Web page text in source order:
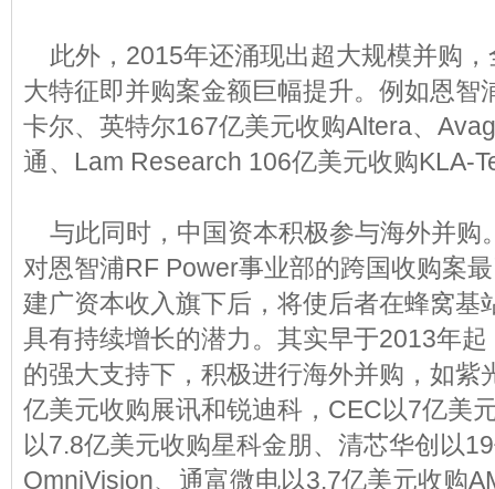
此外，2015年还涌现出超大规模并购，
大特征即并购案金额巨幅提升。例如恩智
卡尔、英特尔167亿美元收购Altera、
通、Lam Research 106亿美元收购KLA-
与此同时，中国资本积极参与海外并购
对恩智浦RF Power事业部的跨国收购案
建广资本收入旗下后，将使后者在蜂窝基
具有持续增长的潜力。其实早于2013年
的强大支持下，积极进行海外并购，如紫
亿美元收购展讯和锐迪科，CEC以7亿美
以7.8亿美元收购星科金朋、清芯华创以
OmniVision、通富微电以3.7亿美元收购